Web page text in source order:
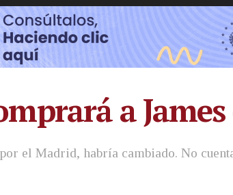
a
el Madrid, habría cambiado. No